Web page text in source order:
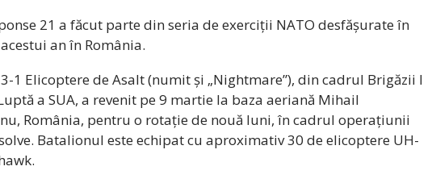
21 a făcut parte din seria de exerciții NATO desfășurate în
an în România.
1 Elicoptere de Asalt (numit și „Nightmare”), din cadrul Brigăzii I
a SUA, a revenit pe 9 martie la baza aeriană Mihail
România, pentru o rotație de nouă luni, în cadrul operațiunii
Batalionul este echipat cu aproximativ 30 de elicoptere UH-